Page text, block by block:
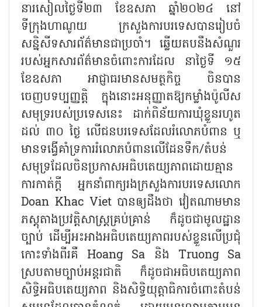
នារសៀលថ្ងៃទី២៣ ខែឧសភា ឆ្នាំ២០២៤ នៅ
ទីក្រុងហាណូយ ក្រសួងការបរទេសបានរៀបចំ
សន្និសីទសារព័ត៌មានជាប្រចាំ។ ឆ្លើយតបនឹងសំណួរ
របស់អ្នកសារព័ត៌មានចំពោះការដែល នាថ្ងៃទី ១៥
ខែឧសភា អាជ្ញាធរមានសមត្ថកិច្ច ចិនបាន
ចេញបទប្បញ្ញត្តិ ក្នុងនោះអនុញ្ញាតឱ្យកម្លាំងប៉ូលីស
សមុទ្ររបស់ប្រទេសនេះ ដាក់ពិន័យការឃុំខ្លួនរហូត
ដល់ ៣០ ថ្ងៃ លើជនបរទេសដែលរំលោភបំពាន ឬ
មានទង្វើគាំទ្រការរំលោភបំពានលើដែនទឹក/តំបន់
សមុទ្រដែលចិនប្រកាសអធិបតេយ្យភាពដោយគ្មាន
ការកាត់ក្តី អ្នកនាំពាក្យរងក្រសួងការបរទេសលោក
Doan Khac Viet បានឲ្យដឹងថា វៀតណាមមាន
ភស្តុតាងប្រវត្តិសាស្ត្រគ្រប់គ្រាន់ ក៏ដូចជាមូលដ្ឋាន
ច្បាប់ ដើម្បីអះអាងអធិបតេយ្យភាពរបស់ខ្លួនលើប្រជុំ
កោះទាំងពីរគឺHoang Sa និង Truong Sa
ស្របតាមច្បាប់អន្តរជាតិ ក៏ដូចជាអធិបតេយ្យភាព
សិទ្ធិអធិបតេយ្យភាព និងសិទ្ធិយុត្តាធិការចំពោះតំបន់